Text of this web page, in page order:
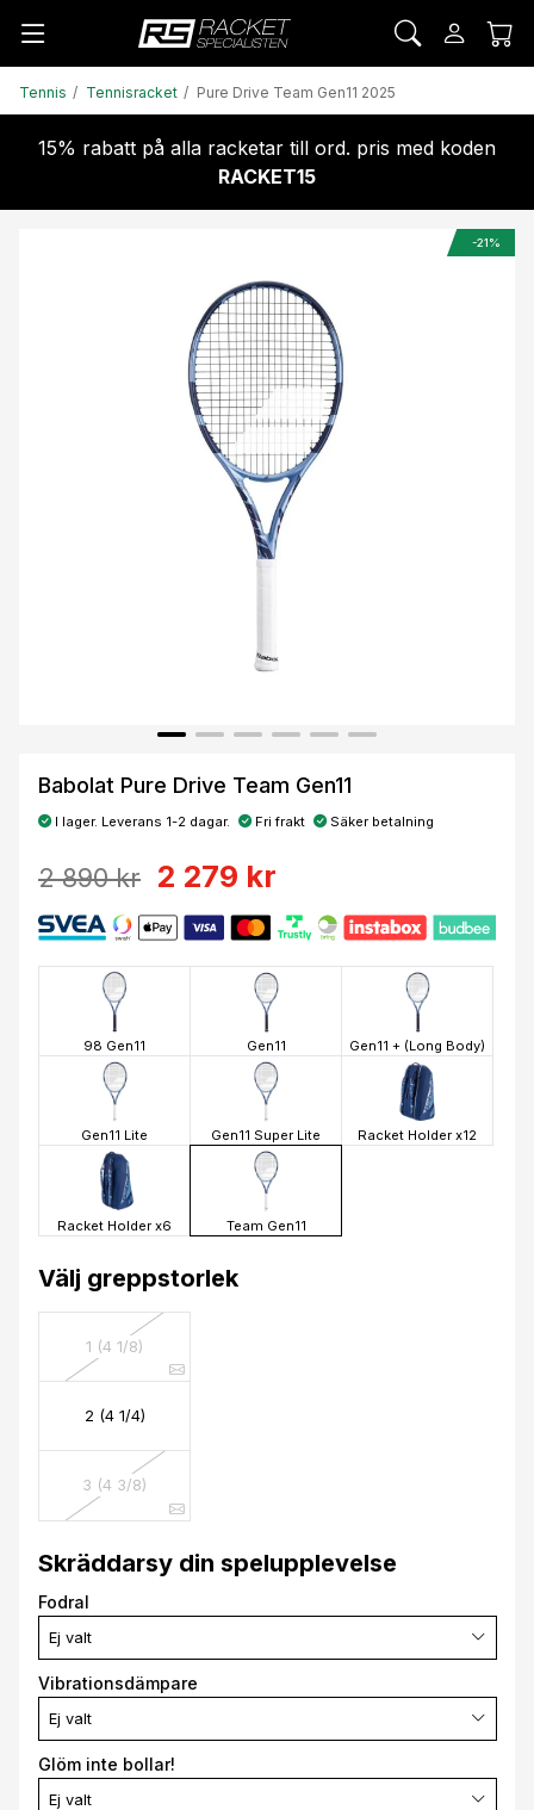
Tennis Tennisracket Pure Drive Team Gen11 2025
15% rabatt på alla racketar till ord. pris med koden
RACKET15
-21%
Babolat Pure Drive Team Gen11
I lager. Leverans 1-2 dagar. Fri frakt Säker betalning
2 890 kr 2 279 kr
98 Gen11 Gen11 Gen11 + (Long Body)
Gen11 Lite Gen11 Super Lite Racket Holder x12
Racket Holder x6 Team Gen11
Välj greppstorlek
1 (4 1/8)
2 (4 1/4)
3 (4 3/8)
Skräddarsy din spelupplevelse
Fodral
Ej valt
Vibrationsdämpare
Ej valt
Glöm inte bollar!
Ej valt